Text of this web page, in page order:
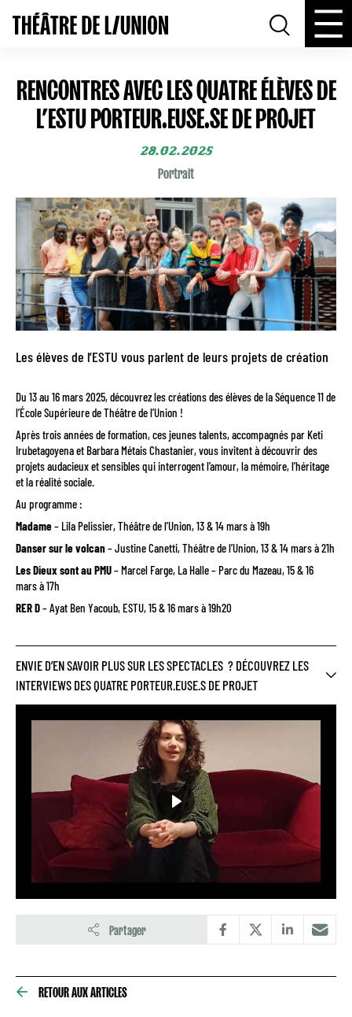
RENCONTRES AVEC LES QUATRE ÉLÈVES DE
L’ESTU PORTEUR.EUSE.SE DE PROJET
28.02.2025
Portrait
Les élèves de l’ESTU vous parlent de leurs projets de création
Du 13 au 16 mars 2025, découvrez les créations des élèves de la Séquence 11 de
l’École Supérieure de Théâtre de l’Union !
Après trois années de formation, ces jeunes talents, accompagnés par Keti
Irubetagoyena et Barbara Métais Chastanier, vous invitent à découvrir des
projets audacieux et sensibles qui interrogent l’amour, la mémoire, l’héritage
et la réalité sociale.
Au programme :
Madame– Lila Pelissier, Théâtre de l’Union, 13 & 14 mars à 19h
Danser sur le volcan– Justine Canetti, Théâtre de l’Union, 13 & 14 mars à 21h
Les Dieux sont au PMU– Marcel Farge, La Halle – Parc du Mazeau, 15 & 16
mars à 17h
RER D– Ayat Ben Yacoub, ESTU, 15 & 16 mars à 19h20
ENVIE D’EN SAVOIR PLUS SUR LES SPECTACLES ? DÉCOUVREZ LES
INTERVIEWS DES QUATRE PORTEUR.EUSE.S DE PROJET
Partager
RETOUR AUX ARTICLES